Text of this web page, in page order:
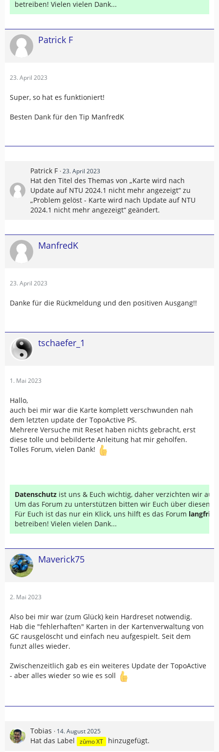
betreiben! Vielen vielen Dank...
Patrick F
23. April 2023
Super, so hat es funktioniert!
Besten Dank für den Tip ManfredK
Patrick F 23. April 2023
Hat den Titel des Themas von „Karte wird nach
Update auf NTU 2024.1 nicht mehr angezeigt“ zu
„Problem gelöst - Karte wird nach Update auf NTU
2024.1 nicht mehr angezeigt“ geändert.
ManfredK
23. April 2023
Danke für die Rückmeldung und den positiven Ausgang!!
tschaefer_1
1. Mai 2023
Hallo,
auch bei mir war die Karte komplett verschwunden nah
dem letzten update der TopoActive PS.
Mehrere Versuche mit Reset haben nichts gebracht, erst
diese tolle und bebilderte Anleitung hat mir geholfen.
Tolles Forum, vielen Dank!
Datenschutz ist uns & Euch wichtig, daher verzichten wir auf
Um das Forum zu unterstützen bitten wir Euch über diesen
Für Euch ist das nur ein Klick, uns hilft es das Forum
betreiben! Vielen vielen Dank...
Maverick75
2. Mai 2023
Also bei mir war (zum Glück) kein Hardreset notwendig.
Hab die "fehlerhaften" Karten in der Kartenverwaltung von
GC rausgelöscht und einfach neu aufgespielt. Seit dem
funzt alles wieder.
Zwischenzeitlich gab es ein weiteres Update der TopoActive
- aber alles wieder so wie es soll
Tobias 14. August 2025
Hat das Label zûmo XT hinzugefügt.